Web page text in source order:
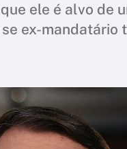
ele é alvo de
ex-mandatário